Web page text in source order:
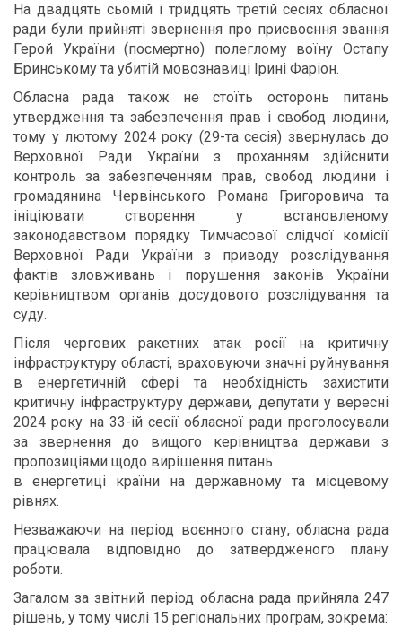
На двадцять сьомій і тридцять третій сесіях обласної
ради були прийняті звернення про присвоєння звання
Герой України (посмертно) полеглому воїну Остапу
Бринському та убитій мовознавиці Ірині Фаріон.
Обласна рада також не стоїть осторонь питань
утвердження та забезпечення прав і свобод людини,
тому у лютому 2024 року (29-та сесія) звернулась до
Верховної Ради України з проханням здійснити
контроль за забезпеченням прав, свобод людини і
громадянина Червінського Романа Григоровича та
ініціювати створення у встановленому
законодавством порядку Тимчасової слідчої комісії
Верховної Ради України з приводу розслідування
фактів зловживань і порушення законів України
керівництвом органів досудового розслідування та
суду.
Після чергових ракетних атак росії на критичну
інфраструктуру області, враховуючи значні руйнування
в енергетичній сфері та необхідність захистити
критичну інфраструктуру держави, депутати у вересні
2024 року на 33-ій сесії обласної ради проголосували
за звернення до вищого керівництва держави з
пропозиціями щодо вирішення питань
в енергетиці країни на державному та місцевому
рівнях.
Незважаючи на період воєнного стану, обласна рада
працювала відповідно до затвердженого плану
роботи.
Загалом за звітний період обласна рада прийняла 247
рішень, у тому числі 15 регіональних програм, зокрема: